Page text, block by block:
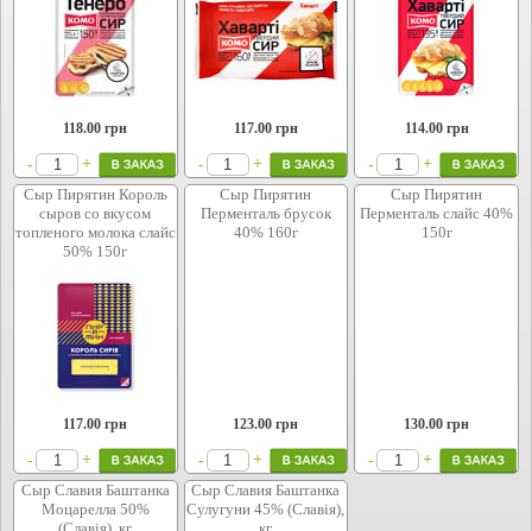
118.00 грн
- +
117.00грн
- +
114.00грн
-
+
Сыр Пирятин Король
сыров со вкусом
топленого молока слайс
50% 150г
117.00 грн
- +
Сыр Пирятин
Перменталь брусок
40% 160г
123.00 грн
- +
Сыр Пирятин
Перменталь слайс 40%
150г
130.00 грн
-
+
Сыр Славия Баштанка
Моцарелла 50%
Сыр Славия Баштанка
Сулугуни 45% (Славія),